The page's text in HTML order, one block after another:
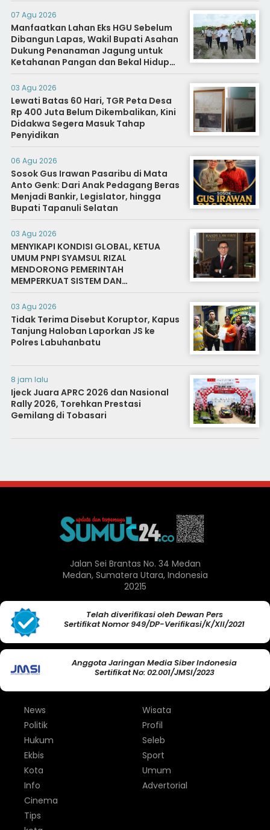
07 Agu 2026
Manfaatkan Lahan Eks HGU Sebelum
Dibangun Lapas, Wakil Bupati Asahan
Dukung Penanaman Jagung untuk
Ketahanan Pangan dan Bekal Hidup
Warga Binaan
03 Agu 2026
Lewati Batas 60 Hari, TGR Peta Desa
Rp 400 Juta Belum Dikembalikan, Kini
Didakwa Segera Masuk Tahap
Penyidikan
06 Agu 2026
Sosok Gus Irawan Pasaribu di Mata
Anto Genk: Dari Anak Pedagang Beras
Menjadi Bankir, Legislator, hingga
Bupati Tapanuli Selatan
03 Agu 2026
MENYIKAPI KONDISI GLOBAL, KETUA
UMUM PNPI SYAMSUL RIZAL
MENDORONG PEMERINTAH
MEMPERKUAT SISTEM DAN
INFRASTRUKTUR INTELIJEN NEGARA
03 Agu 2026
Tidak Terima Disebut Koruptor, Kapus
Tanjung Haloban Laporkan JS ke
Polres Labuhanbatu
8 jam lalu
Ijeck Juara APRC 2026 dan Nasional
Rally 2026, Torehkan Prestasi
Gemilang di Tobasari
Jalan Sei Brantas No. 34 Medan
Medan, Sumatera Utara, Indonesia
20215
Telah diverifikasi oleh Dewan Pers
Sertifikat Nomor 949/DP-Verifikasi/K/XII/2021
Anggota Jaringan Media Siber Indonesia
Sertifikat No: 02.001/JMSI/2023
News
Politik
Hukum
Ekbis
Kota
Info
Wisata
Profil
Seleb
Sport
Umum
Advertorial
Cinema
Tips